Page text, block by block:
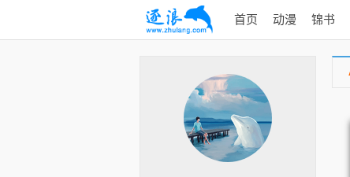
首页 动漫 锦书